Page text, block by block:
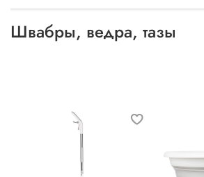
Швабры, ведра, тазы